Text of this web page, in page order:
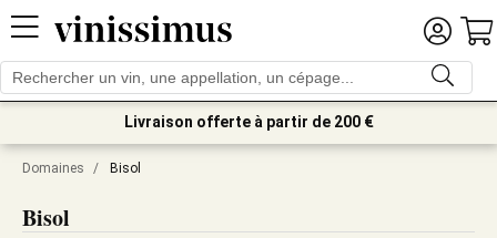
Livraison offerte à partir de 200 €
Domaines / Bisol
Bisol